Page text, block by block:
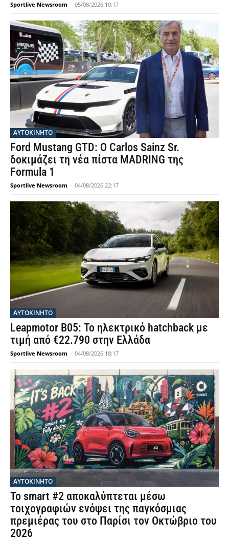
Sportlive Newsroom - 05/08/2026 10:17
ΑΥΤΟΚΙΝΗΤΟ
Ford Mustang GTD: Ο Carlos Sainz Sr.
δοκιμάζει τη νέα πίστα MADRING της
Formula 1
Sportlive Newsroom - 04/08/2026 22:17
ΑΥΤΟΚΙΝΗΤΟ
Leapmotor B05: Το ηλεκτρικό hatchback με
τιμή από €22.790 στην Ελλάδα
Sportlive Newsroom - 04/08/2026 18:17
ΑΥΤΟΚΙΝΗΤΟ
Το smart #2 αποκαλύπτεται μέσω
τοιχογραφιών ενόψει της παγκόσμιας
πρεμιέρας του στο Παρίσι τον Οκτώβριο του
2026